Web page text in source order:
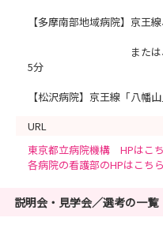
【多摩南部地域病院】京王
「多摩センタ
または、南口バス
5分
【松沢病院】京王線「八幡
URL
東京都立病院機構 HPはこ
各病院の看護部のHPはこちら
説明会・見学会／選考の一覧